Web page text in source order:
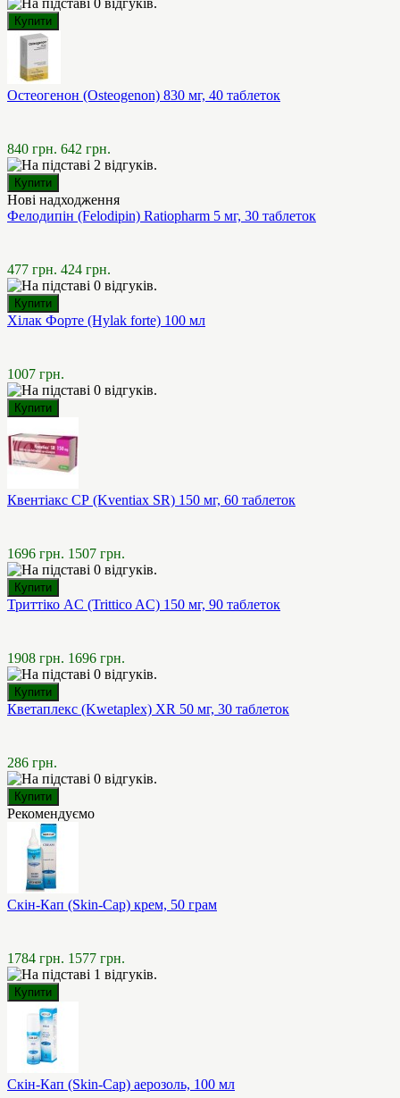
Остеогенон (Osteogenon) 830 мг, 40 таблеток
840 грн. 642 грн.
Нові надходження
Фелодипін (Felodipin) Ratiopharm 5 мг, 30 таблеток
477 грн. 424 грн.
Хілак Форте (Hylak forte) 100 мл
1007 грн.
Квентіакс СР (Kventiax SR) 150 мг, 60 таблеток
1696 грн. 1507 грн.
Триттіко AC (Trittico AC) 150 мг, 90 таблеток
1908 грн. 1696 грн.
Кветаплекс (Kwetaplex) XR 50 мг, 30 таблеток
286 грн.
Рекомендуємо
Скін-Кап (Skin-Cap) крем, 50 грам
1784 грн. 1577 грн.
Скін-Кап (Skin-Cap) аерозоль, 100 мл